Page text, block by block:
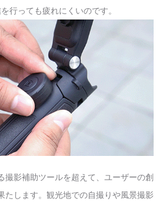
行っても疲れにくいのです。
撮影補助ツールを超えて、ユーザーの創
たします。観光地での自撮りや風景撮影